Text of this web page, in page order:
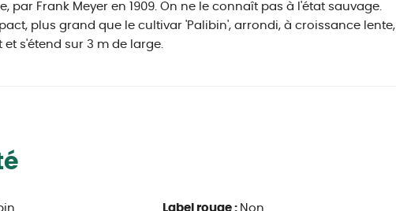
par Frank Meyer en 1909. On ne le connaît pas à l'état sauvage.
plus grand que le cultivar 'Palibin', arrondi, à croissance lente,
et s'étend sur 3 m de large.
Label rouge : Non